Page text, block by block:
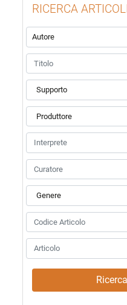
RICERCA ARTICOLI
La modifica di un filtro